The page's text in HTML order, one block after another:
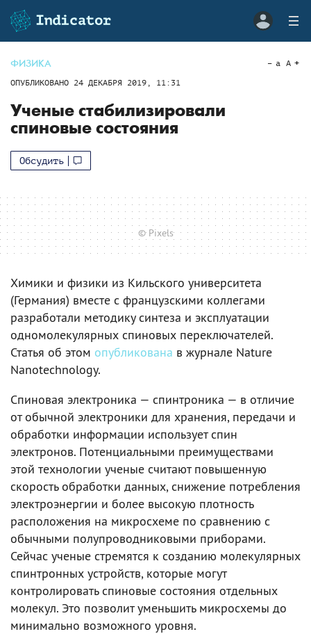
ФИЗИКА
ОПУБЛИКОВАНО 24 ДЕКАБРЯ 2019, 11:31
a A
Ученые стабилизировали
спиновые состояния
Обсудить
© Pixels
Химики и физики из Кильского университета
(Германия) вместе с французскими коллегами
разработали методику синтеза и эксплуатации
одномолекулярных спиновых переключателей.
Статья об этом опубликована в журнале Nature
Nanotechnology.
Спиновая электроника — спинтроника — в отличие
от обычной электроники для хранения, передачи и
обработки информации использует спин
электронов. Потенциальными преимуществами
этой технологии ученые считают повышенную
скорость обработки данных, снижение потребления
электроэнергии и более высокую плотность
расположения на микросхеме по сравнению с
обычными полупроводниковыми приборами.
Сейчас ученые стремятся к созданию молекулярных
спинтронных устройств, которые могут
контролировать спиновые состояния отдельных
молекул. Это позволит уменьшить микросхемы до
минимально возможного уровня.